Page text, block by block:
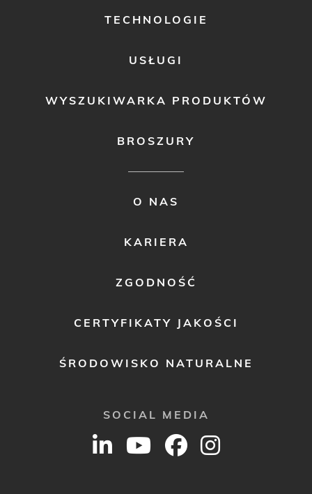
TECHNOLOGIE
USŁUGI
WYSZUKIWARKA PRODUKTÓW
BROSZURY
O NAS
KARIERA
ZGODNOŚĆ
CERTYFIKATY JAKOŚCI
ŚRODOWISKO NATURALNE
SOCIAL MEDIA